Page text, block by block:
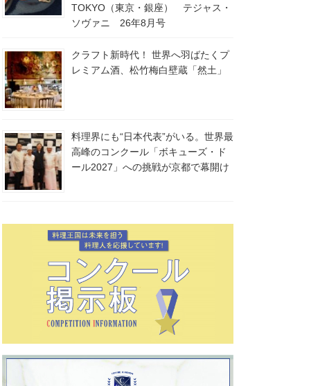
TOKYO（東京・銀座） テジャス・
ソヴァニ 26年8月号
クラフト新時代！ 世界へ羽ばたくプ
レミアム酒、松竹梅白壁蔵「然土」
料理界にも“日本代表”がいる。世界最
高峰のコンクール「ボキューズ・ド
ール2027」への挑戦が京都で幕開け